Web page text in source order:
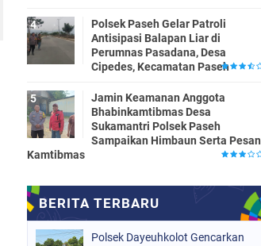
Polsek Paseh Gelar Patroli
Antisipasi Balapan Liar di
Perumnas Pasadana, Desa
Cipedes, Kecamatan Paseh
Jamin Keamanan Anggota
Bhabinkamtibmas Desa
Sukamantri Polsek Paseh
Sampaikan Himbaun Serta Pesan
Kamtibmas
Polsek Dayeuhkolot Gencarkan